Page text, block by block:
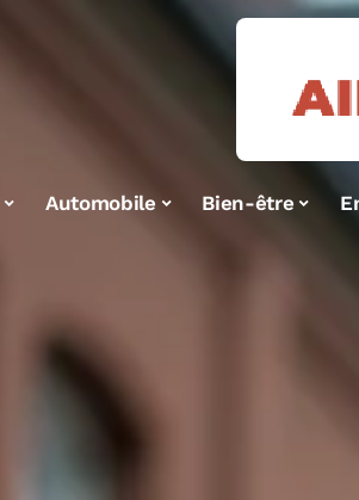
Automobile Bien-être